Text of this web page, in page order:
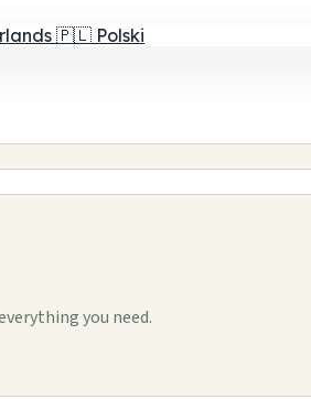
🇵🇱 Polski
you need.